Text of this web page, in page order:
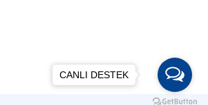
CANLI DESTEK